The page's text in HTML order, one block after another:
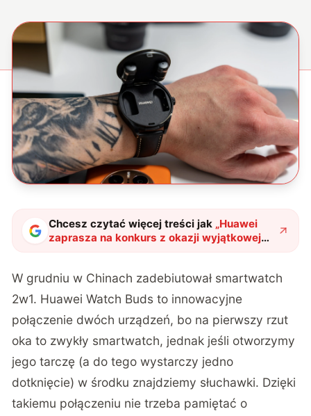
Chcesz czytać więcej treści jak „Huawei
zaprasza na konkurs z okazji wyjątkowej
premiery. Do wygrania smartwatch ze
W grudniu w Chinach zadebiutował smartwatch
2w1. Huawei Watch Buds to innowacyjne
połączenie dwóch urządzeń, bo na pierwszy rzut
oka to zwykły smartwatch, jednak jeśli otworzymy
jego tarczę (a do tego wystarczy jedno
dotknięcie) w środku znajdziemy słuchawki. Dzięki
takiemu połączeniu nie trzeba pamiętać o